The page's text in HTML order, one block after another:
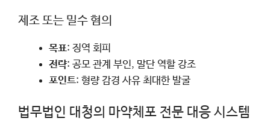
제조 또는 밀수 혐의
목표: 징역 회피
전략: 공모 관계 부인, 말단 역할 강조
포인트: 형량 감경 사유 최대한 발굴
법무법인 대청의 마약체포 전문 대응 시스템